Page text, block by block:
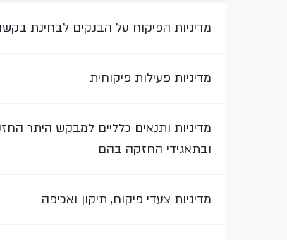
מדיניות הפיקוח על הבנקים לבחינת
מדיניות פעילות פיקוחית
מדיניות ותנאים כלליים למבקש היתר
ובתאגידי החזקה בהם
מדיניות צעדי פיקוח, תיקון ואכיפה